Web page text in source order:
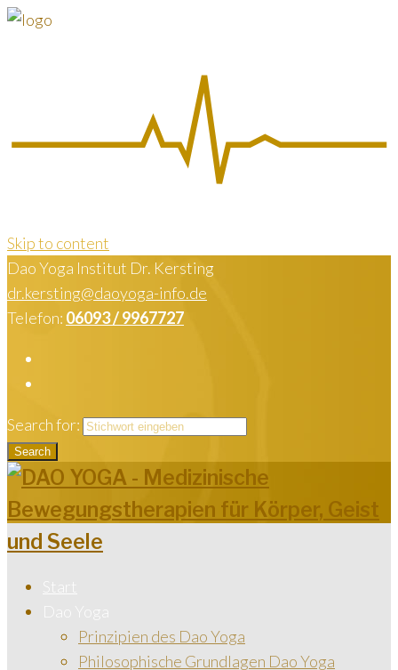
Skip to content
Dao Yoga Institut Dr. Kersting
dr.kersting@daoyoga-info.de
Telefon: 06093 / 9967727
Search for:
Search
Start
Dao Yoga
Prinzipien des Dao Yoga
Philosophische Grundlagen Dao Yoga